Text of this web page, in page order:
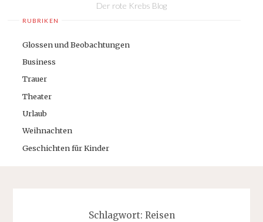
Der rote Krebs Blog
RUBRIKEN
Glossen und Beobachtungen
Business
Trauer
Theater
Urlaub
Weihnachten
Geschichten für Kinder
Schlagwort: Reisen